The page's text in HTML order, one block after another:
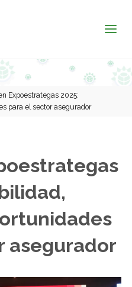
Expoestrategas 2025:
para el sector asegurador
asegurador